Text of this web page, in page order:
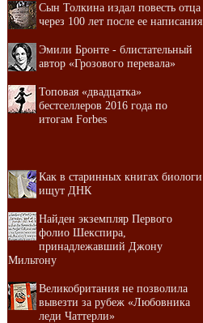
Сын Толкина издал повесть отца
через 100 лет после ее написания
Эмили Бронте - блистательный
автор «Грозового перевала»
Топовая «двадцатка»
бестселлеров 2016 года по
итогам Forbes
Как в старинных книгах биологи
ищут ДНК
Найден экземпляр Первого
фолио Шекспира,
принадлежавший Джону
Мильтону
Великобритания не позволила
вывезти за рубеж «Любовника
леди Чаттерли»